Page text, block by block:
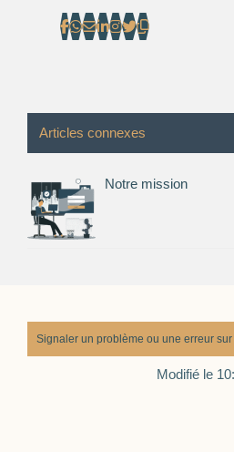
Articles connexes
Notre mission
Signaler un problème ou une erreur sur
Modifié le